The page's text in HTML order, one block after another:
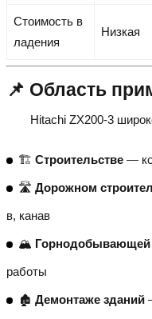
Стоимость в
ладения
Низкая
📌 Область
Hitachi ZX200-3
🏗️ Строительстве —
🛣️ Дорожном
в, канав
🏔️
работы
🏚️ Демонтаже зданий